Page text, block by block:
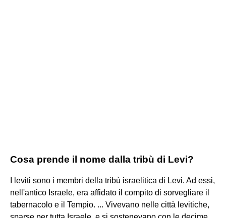
Cosa prende il nome dalla tribù di Levi?
I leviti sono i membri della tribù israelitica di Levi. Ad essi,
nell'antico Israele, era affidato il compito di sorvegliare il
tabernacolo e il Tempio. ... Vivevano nelle città levitiche,